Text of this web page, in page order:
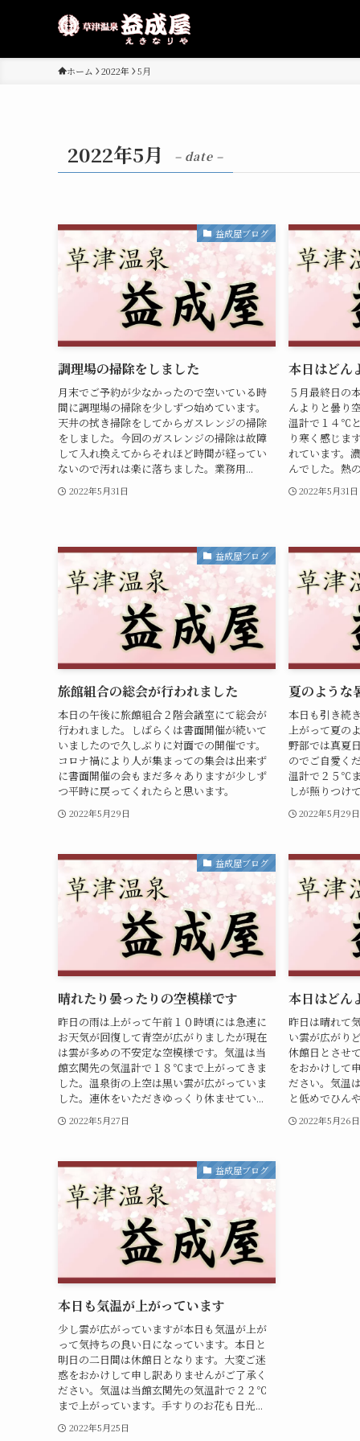
ホーム 2022年 5月
2022年5月 – date –
益成屋ブログ
調理場の掃除をしました
月末でご予約が少なかったので空いている時
間に調理場の掃除を少しずつ始めています。
天井の拭き掃除をしてからガスレンジの掃除
をしました。今回のガスレンジの掃除は故障
して入れ換えてからそれほど時間が経ってい
ないので汚れは楽に落ちました。業務用...
2022年5月31日
本日はどん
５月最終日の
んよりと曇り
温計で１４℃
り寒く感じま
れています。
んでした。熱
2022年5月31日
益成屋ブログ
旅館組合の総会が行われました
本日の午後に旅館組合２階会議室にて総会が
行われました。しばらくは書面開催が続いて
いましたので久しぶりに対面での開催です。
コロナ禍により人が集まっての集会は出来ず
に書面開催の会もまだ多々ありますが少しず
つ平時に戻ってくれたらと思います。
2022年5月29日
夏のような
本日も引き続
上がって夏の
野部では真夏
のでご自愛く
温計で２５℃
しが照りつけ
2022年5月29日
益成屋ブログ
晴れたり曇ったりの空模様です
昨日の雨は上がって午前１０時頃には急速に
お天気が回復して青空が広がりましたが現在
は雲が多めの不安定な空模様です。気温は当
館玄関先の気温計で１８℃まで上がってきま
した。温泉街の上空は黒い雲が広がっていま
した。連休をいただきゆっくり休ませてい...
2022年5月27日
本日はどん
昨日は晴れて
い雲が広がり
休館日とさせ
をおかけして
ださい。気温
と低めでひん
2022年5月26日
益成屋ブログ
本日も気温が上がっています
少し雲が広がっていますが本日も気温が上が
って気持ちの良い日になっています。本日と
明日の二日間は休館日となります。大変ご迷
惑をおかけして申し訳ありませんがご了承く
ださい。気温は当館玄関先の気温計で２２℃
まで上がっています。手すりのお花も日光...
2022年5月25日